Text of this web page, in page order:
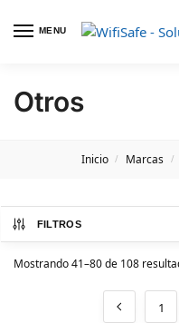
MENU
Otros
Inicio / Marcas /
FILTROS
Mostrando 41–80 de 108
1